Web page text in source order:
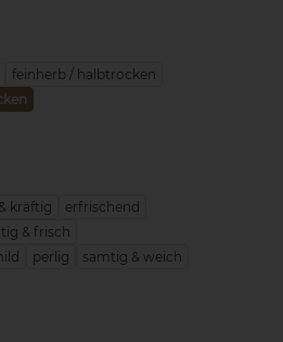
feinherb / halbtrocken
kräftig
erfrischend
& frisch
perlig
samtig & weich